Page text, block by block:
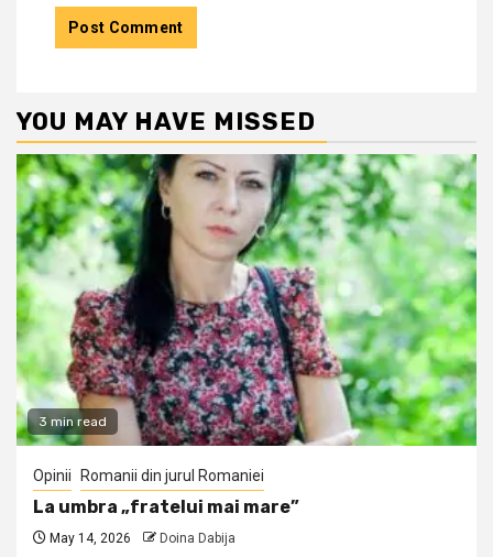
YOU MAY HAVE MISSED
3 min read
Opinii Romanii din jurul Romaniei
La umbra „fratelui mai mare”
May 14, 2026 Doina Dabija